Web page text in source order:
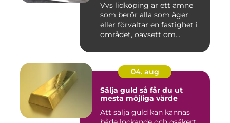
Vvs lidköping är ett ämne
som berör alla som äger
eller förvaltar en fastighet i
området, oavsett om...
04. aug
Sälja guld så får du ut
mesta möjliga värde
Att sälja guld kan kännas